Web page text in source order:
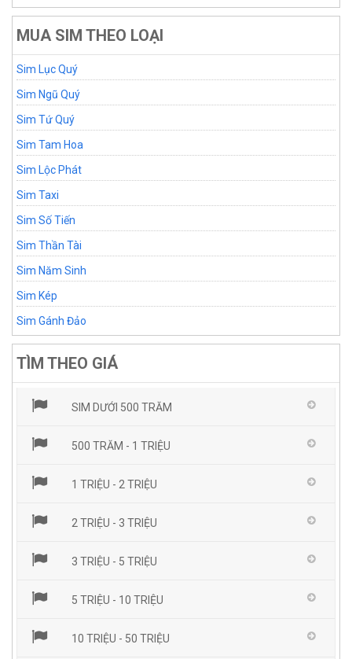
MUA SIM THEO LOẠI
Sim Lục Quý
Sim Ngũ Quý
Sim Tứ Quý
Sim Tam Hoa
Sim Lộc Phát
Sim Taxi
Sim Số Tiến
Sim Thần Tài
Sim Năm Sinh
Sim Kép
Sim Gánh Đảo
TÌM THEO GIÁ
SIM DƯỚI 500 TRĂM
500 TRĂM - 1 TRIỆU
1 TRIỆU - 2 TRIỆU
2 TRIỆU - 3 TRIỆU
3 TRIỆU - 5 TRIỆU
5 TRIỆU - 10 TRIỆU
10 TRIỆU - 50 TRIỆU